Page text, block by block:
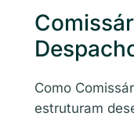
Como
estruturam